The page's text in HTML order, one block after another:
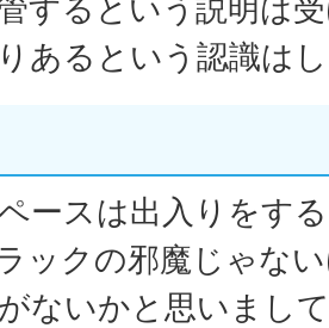
するという説明は
あるという認識は
ースは出入りをす
ックの邪魔じゃな
ないかと思いまし